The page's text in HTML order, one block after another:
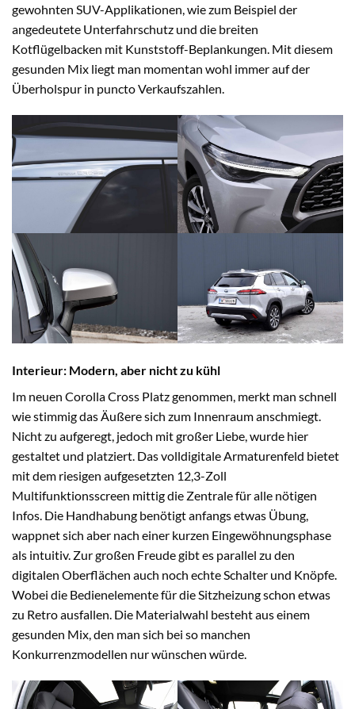
gewohnten SUV-Applikationen, wie zum Beispiel der
angedeutete Unterfahrschutz und die breiten
Kotflügelbacken mit Kunststoff-Beplankungen. Mit diesem
gesunden Mix liegt man momentan wohl immer auf der
Überholspur in puncto Verkaufszahlen.
Interieur: Modern, aber nicht zu kühl
Im neuen Corolla Cross Platz genommen, merkt man schnell
wie stimmig das Äußere sich zum Innenraum anschmiegt.
Nicht zu aufgeregt, jedoch mit großer Liebe, wurde hier
gestaltet und platziert. Das volldigitale Armaturenfeld bietet
mit dem riesigen aufgesetzten 12,3-Zoll
Multifunktionsscreen mittig die Zentrale für alle nötigen
Infos. Die Handhabung benötigt anfangs etwas Übung,
wappnet sich aber nach einer kurzen Eingewöhnungsphase
als intuitiv. Zur großen Freude gibt es parallel zu den
digitalen Oberflächen auch noch echte Schalter und Knöpfe.
Wobei die Bedienelemente für die Sitzheizung schon etwas
zu Retro ausfallen. Die Materialwahl besteht aus einem
gesunden Mix, den man sich bei so manchen
Konkurrenzmodellen nur wünschen würde.